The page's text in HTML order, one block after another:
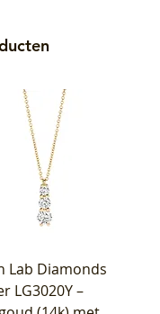
Lab Diamonds
LG3020Y –